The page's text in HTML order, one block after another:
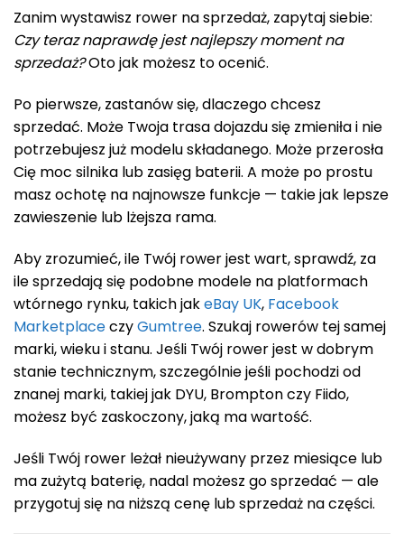
Zanim wystawisz rower na sprzedaż, zapytaj siebie:
Czy teraz naprawdę jest najlepszy moment na
sprzedaż?Oto jak możesz to ocenić.
Po pierwsze, zastanów się, dlaczego chcesz
sprzedać. Może Twoja trasa dojazdu się zmieniła i nie
potrzebujesz już modelu składanego. Może przerosła
Cię moc silnika lub zasięg baterii. A może po prostu
masz ochotę na najnowsze funkcje — takie jak lepsze
zawieszenie lub lżejsza rama.
Aby zrozumieć, ile Twój rower jest wart, sprawdź, za
ile sprzedają się podobne modele na platformach
wtórnego rynku, takich jakeBay UK, Facebook
MarketplaceczyGumtree. Szukaj rowerów tej samej
marki, wieku i stanu. Jeśli Twój rower jest w dobrym
stanie technicznym, szczególnie jeśli pochodzi od
znanej marki, takiej jak DYU, Brompton czy Fiido,
możesz być zaskoczony, jaką ma wartość.
Jeśli Twój rower leżał nieużywany przez miesiące lub
ma zużytą baterię, nadal możesz go sprzedać — ale
przygotuj się na niższą cenę lub sprzedaż na części.